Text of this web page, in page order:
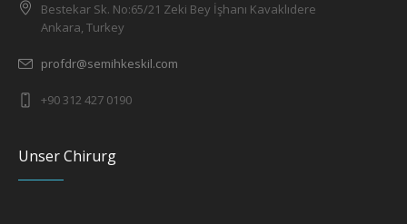
Bestekar Sk. No:65/21 Zeki Bey İşhanı Kavaklıdere
Ankara, Turkey
profdr@semihkeskil.com
+90 312 427 0190
Unser Chirurg